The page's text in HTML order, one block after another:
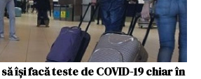
îşi facă teste de COVID-19 chiar în